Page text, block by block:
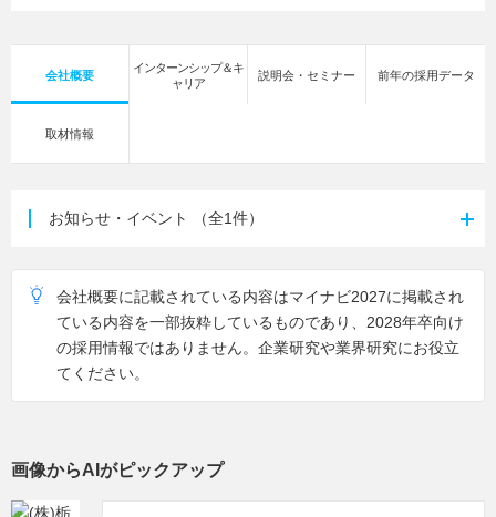
会社概要
インターンシップ＆キ
ャリア
説明会・セミナー 前年の採用データ
取材情報
お知らせ・イベント （全1件）
会社概要に記載されている内容はマイナビ2027に掲載され
ている内容を一部抜粋しているものであり、2028年卒向け
の採用情報ではありません。企業研究や業界研究にお役立
てください。
画像からAIがピックアップ